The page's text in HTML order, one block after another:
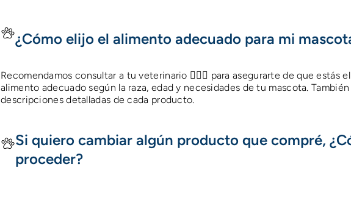
¿Cómo elijo el alimento adecuado para mi
Recomendamos consultar a tu veterinario 👩🏻‍⚕️ para asegurarte de que estás
alimento adecuado según la raza, edad y necesidades de tu mascota.
descripciones detalladas de cada producto.
Si quiero cambiar algún producto que compré,
proceder?